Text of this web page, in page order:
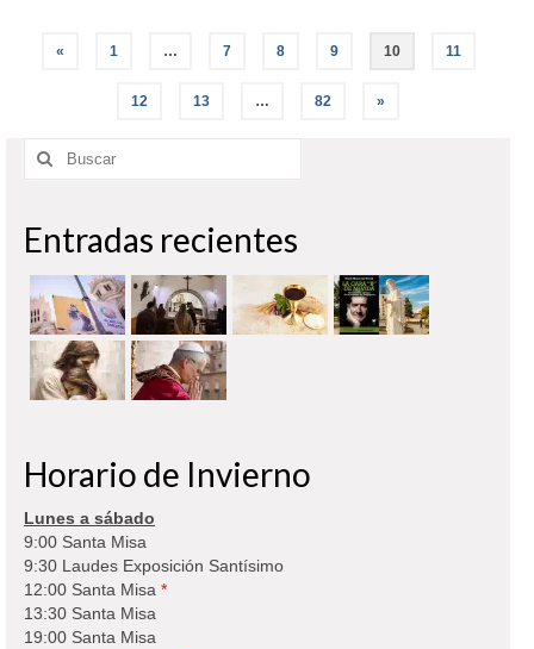
Paginación
« 1 … 7 8 9 10 11
12 13 … 82 »
Buscar
por:
Entradas recientes
Horario de Invierno
Lunes a sábado
9:00 Santa Misa
9:30 Laudes Exposición Santísimo
12:00 Santa Misa *
13:30 Santa Misa
19:00 Santa Misa